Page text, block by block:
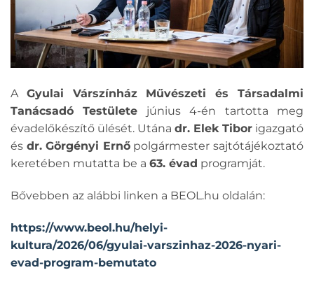
A Gyulai Várszínház Művészeti és Társadalmi
Tanácsadó Testülete június 4-én tartotta meg
évadelőkészítő ülését. Utána dr. Elek Tibor igazgató
és dr. Görgényi Ernőpolgármester sajtótájékoztató
keretében mutatta be a 63. évad programját.
Bővebben az alábbi linken a BEOL.hu oldalán:
https://www.beol.hu/helyi-
kultura/2026/06/gyulai-varszinhaz-2026-nyari-
evad-program-bemutato